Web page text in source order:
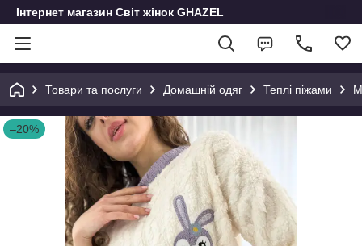
Інтернет магазин Світ жінок GHAZEL
Товари та послуги Домашній одяг Теплі піжами
–20%